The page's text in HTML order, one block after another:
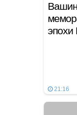
эпохи
21:16